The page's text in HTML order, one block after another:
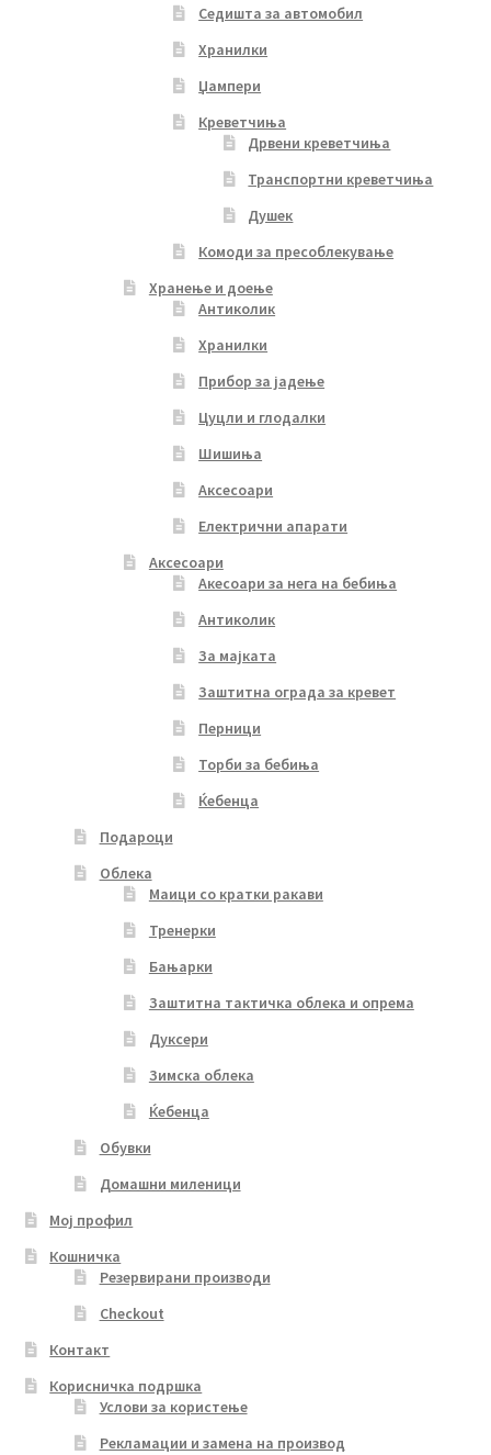
Седишта за автомобил
Хранилки
Џампери
Креветчиња
Дрвени креветчиња
Транспортни креветчиња
Душек
Комоди за пресоблекување
Хранење и доење
Антиколик
Хранилки
Прибор за јадење
Цуцли и глодалки
Шишиња
Аксесоари
Електрични апарати
Аксесоари
Акесоари за нега на бебиња
Антиколик
За мајката
Заштитна ограда за кревет
Перници
Торби за бебиња
Ќебенца
Подароци
Облека
Маици со кратки ракави
Тренерки
Бањарки
Заштитна тактичка облека и опрема
Дуксери
Зимска облека
Ќебенца
Обувки
Домашни миленици
Мој профил
Кошничка
Резервирани производи
Checkout
Контакт
Корисничка подршка
Услови за користење
Рекламации и замена на производ